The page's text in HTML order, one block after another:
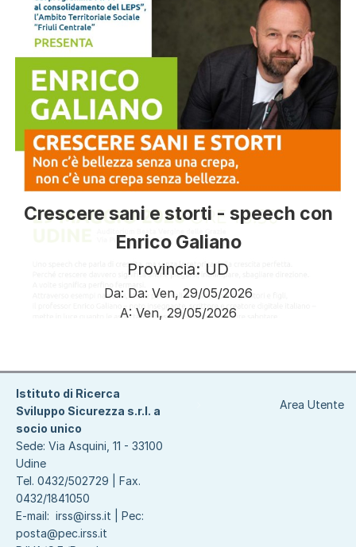
Crescere sani e storti - speech con
Enrico Galiano
Provincia: UD
Da: Da: Ven, 29/05/2026
A: Ven, 29/05/2026
Area Utente
Istituto di Ricerca
Sviluppo Sicurezza s.r.l. a
socio unico
Sede: Via Asquini, 11 - 33100
Udine
Tel. 0432/502729 | Fax.
0432/1841050
E-mail: irss@irss.it | Pec:
posta@pec.irss.it